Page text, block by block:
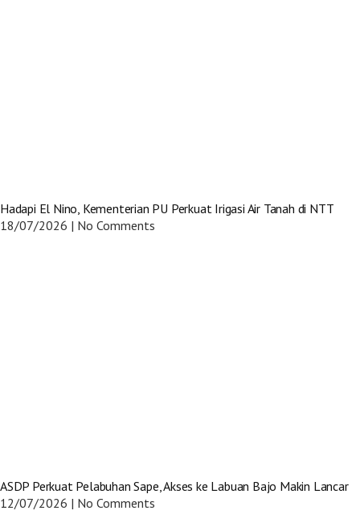
Hadapi El Nino, Kementerian PU Perkuat Irigasi Air Tanah di NTT
18/07/2026
No Comments
ASDP Perkuat Pelabuhan Sape, Akses ke Labuan Bajo Makin Lancar
12/07/2026
No Comments